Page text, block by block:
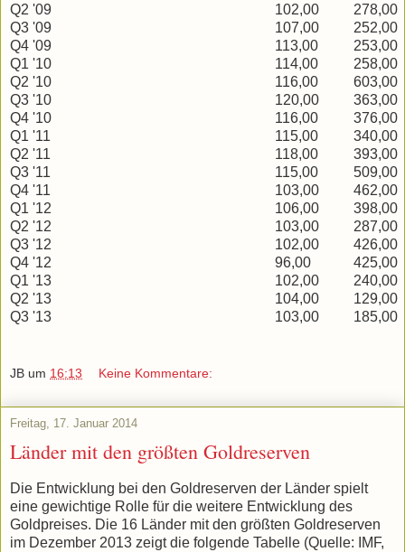
Q2 '09
102,00
278,00
Q3 '09
107,00
252,00
Q4 '09
113,00
253,00
Q1 '10
114,00
258,00
Q2 '10
116,00
603,00
Q3 '10
120,00
363,00
Q4 '10
116,00
376,00
Q1 '11
115,00
340,00
Q2 '11
118,00
393,00
Q3 '11
115,00
509,00
Q4 '11
103,00
462,00
Q1 '12
106,00
398,00
Q2 '12
103,00
287,00
Q3 '12
102,00
426,00
Q4 '12
96,00
425,00
Q1 '13
102,00
240,00
Q2 '13
104,00
129,00
Q3 '13
103,00 185,00
JB um 16:13 Keine Kommentare:
Freitag, 17. Januar 2014
Länder mit den größten Goldreserven
Die Entwicklung bei den Goldreserven der Länder spielt
eine gewichtige Rolle für die weitere Entwicklung des
Goldpreises. Die 16 Länder mit den größten Goldreserven
im Dezember 2013 zeigt die folgende Tabelle (Quelle: IMF,